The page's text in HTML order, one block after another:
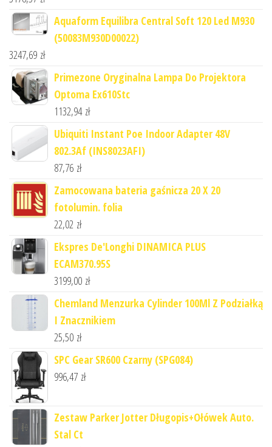
Aquaform Equilibra Central Soft 120 Led M930
(50083M930D00022)
3247,69 zł
Primezone Oryginalna Lampa Do Projektora
Optoma Ex610Stc
1132,94 zł
Ubiquiti Instant Poe Indoor Adapter 48V
802.3Af (INS8023AFI)
87,76 zł
Zamocowana bateria gaśnicza 20 X 20
fotolumin. folia
22,02 zł
Ekspres De'Longhi DINAMICA PLUS
ECAM370.95S
3199,00 zł
Chemland Menzurka Cylinder 100Ml Z Podziałką
I Znacznikiem
25,50 zł
SPC Gear SR600 Czarny (SPG084)
996,47 zł
Zestaw Parker Jotter Długopis+Ołówek Auto.
Stal Ct